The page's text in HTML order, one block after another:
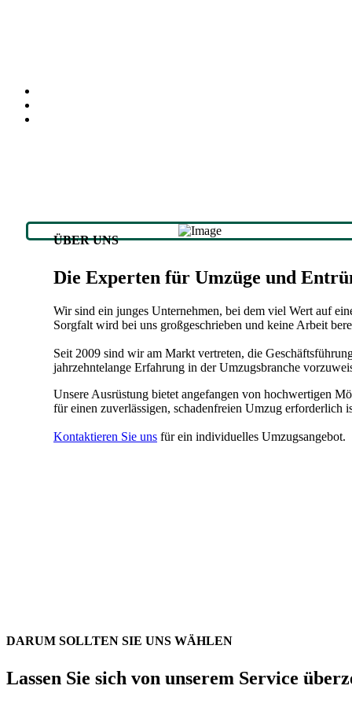
ÜBER UNS
Die Experten für Umzüge und
Wir sind ein junges Unternehmen, bei dem viel Wert auf
Sorgfalt wird bei uns großgeschrieben und keine Arbeit
Seit 2009 sind wir am Markt vertreten, die
jahrzehntelange Erfahrung in der Umzugsbranche
Unsere Ausrüstung bietet angefangen von hochwertigen
für einen zuverlässigen, schadenfreien Umzug erforderlich
Kontaktieren Sie uns für ein individuelles Umzugsangebot.
DARUM SOLLTEN SIE UNS WÄHLEN
Lassen Sie sich von unserem Service